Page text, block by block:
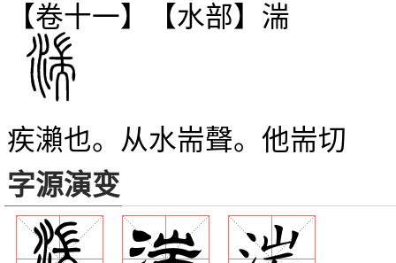
【卷十一】【水部】 湍
疾瀨也。从水耑聲。他耑切
字源演变